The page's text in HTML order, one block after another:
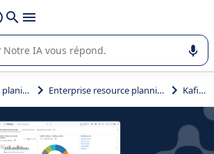
avec
guide dans l'utilisation ou la sélection de
Organisation et planification Enterprise resource planning (ERP) Kafinea